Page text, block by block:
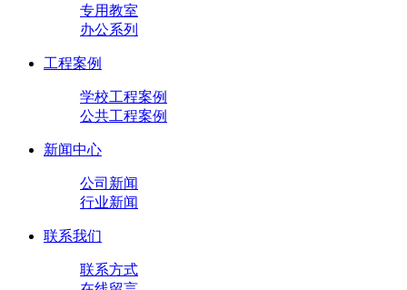
专用教室
办公系列
工程案例
学校工程案例
公共工程案例
新闻中心
公司新闻
行业新闻
联系我们
联系方式